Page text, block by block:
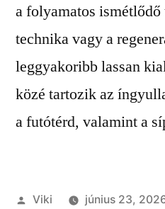
a folyamatos
technika vagy a
leggyakoribb lassan
közé tartozik az
a futótérd, valamint a
Szerző:
Viki június 23,